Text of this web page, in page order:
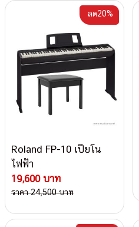
Roland FP-10 เปียโน
ไฟฟ้า
19,600 บาท
ลด20%
ราคา 24,500 บาท